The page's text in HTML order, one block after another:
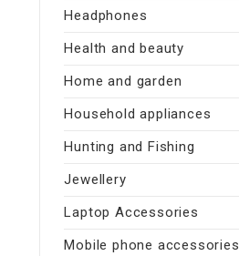
Headphones
Health and beauty
Home and garden
Household appliances
Hunting and Fishing
Jewellery
Laptop Accessories
Mobile phone accessories